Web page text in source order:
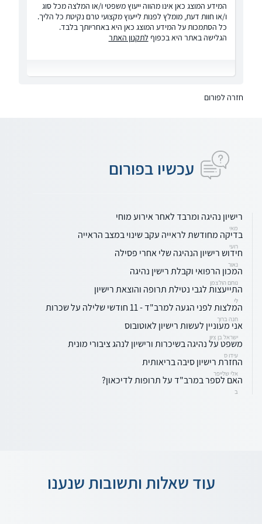
המידע המוצג כאן אינו מהווה ייעוץ משפטי ו/או המלצה מכל סוג
ו/או חוות דעת, מומלץ לפנות לייעוץ מקצועי טרם נקיטת כל הליך.
כל הסתמכות על המידע המוצג כאן היא באחריותך בלבד.
הגלישה באתר היא בכפוף לתקנון האתר
חזרה לפורום
עכשיו בפורום
רישיון נהיגה ומרבד לאחר אירוע מוחי
מאי
בדיקה מחודשת לראייה עקב שינוי במצב הראייה
רועי
חידוש רישיון הנהיגה שלי אחרי פסילה
נאור
המכון הרפואי וקבלת רישין נהיגה
נוחם הולצמן
התייעצות לגבי נטילת תרופה והוצאת רישיון
לי
המלצות לפני הגעה למרב"ד - 11 חודשי שלילה על שכרות
חנה ברוך
אני מעוניין לעשות רישיון לאוטובוס
ישראל בן ציון
משפט על נהיגה בשיכרות ורישיון לנהג ציבורי מונית
עידו ס
החזרת רישיון סיבה בריאותית
אלי שלייפר
האם לספר במרב"ד על תרופות לדיכאון?
ב
עוד שאלות ותשובות שנענו